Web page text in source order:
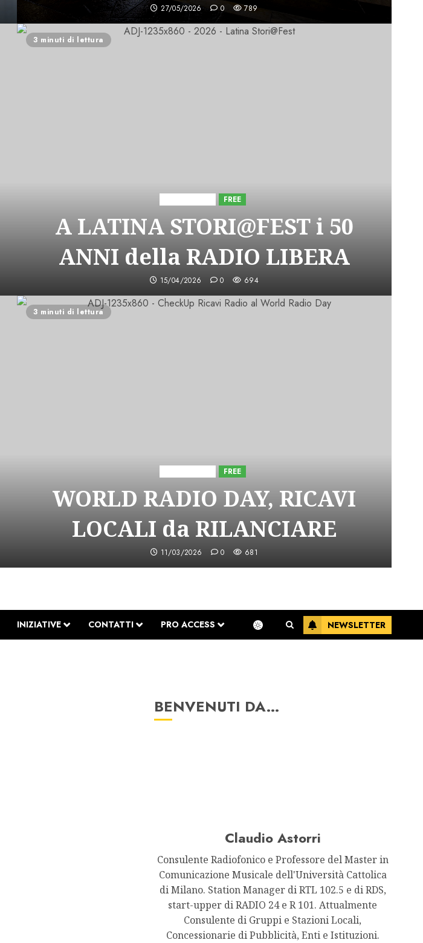
27/05/2026 0 789
3 minuti di lettura
FREE
A LATINA STORI@FEST i 50
ANNI della RADIO LIBERA
15/04/2026 0 694
3 minuti di lettura
FREE
WORLD RADIO DAY, RICAVI
LOCALI da RILANCIARE
11/03/2026 0 681
INIZIATIVE CONTATTI PRO ACCESS NEWSLETTER
BENVENUTI DA…
Claudio Astorri
Consulente Radiofonico e Professore del Master in
Comunicazione Musicale dell'Università Cattolica
di Milano. Station Manager di RTL 102.5 e di RDS,
start-upper di RADIO 24 e R 101. Attualmente
Consulente di Gruppi e Stazioni Locali,
Concessionarie di Pubblicità, Enti e Istituzioni.